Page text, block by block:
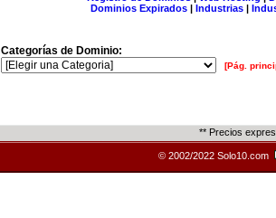
Dominios Expirados | Industrias |
Categorías de Dominio:
[Pág.
** Precios
© 2002/2022 Solo10.com